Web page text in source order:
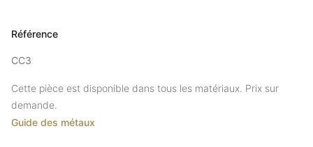
Référence
CC3
Cette pièce est disponible dans tous les matériaux. Prix sur
demande.
Guide des métaux